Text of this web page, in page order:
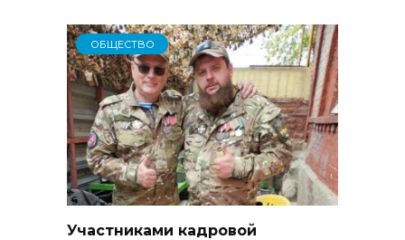
ОБЩЕСТВО
Участниками кадровой